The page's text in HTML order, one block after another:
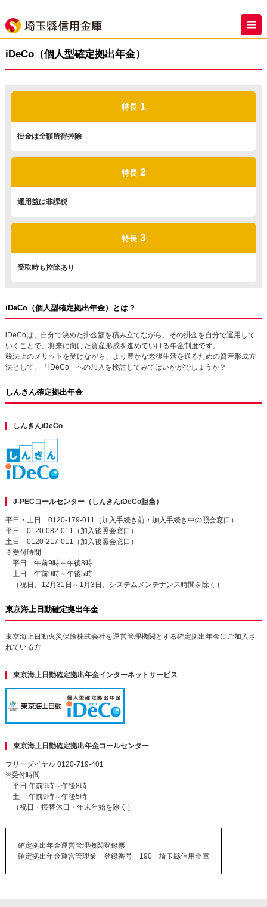
iDeCo（個人型確定拠出年金）
特長 1
掛金は全額所得控除
特長 2
運用益は非課税
特長 3
受取時も控除あり
iDeCo（個人型確定拠出年金）とは？
iDeCoは、自分で決めた掛金額を積み立てながら、その掛金を自分で運用して
いくことで、将来に向けた資産形成を進めていける年金制度です。
税法上のメリットを受けながら、より豊かな老後生活を送るための資産形成方
法として、「iDeCo」への加入を検討してみてはいかがでしょうか？
しんきん確定拠出年金
しんきんiDeCo
J-PECコールセンター（しんきんiDeCo担当）
平日・土日 0120-179-011（加入手続き前・加入手続き中の照会窓口）
平日 0120-082-011（加入後照会窓口）
土日 0120-217-011（加入後照会窓口）
※受付時間
平日 午前9時～午後8時
土日 午前9時～午後5時
（祝日、12月31日～1月3日、システムメンテナンス時間を除く）
東京海上日動確定拠出年金
東京海上日動火災保険株式会社を運営管理機関とする確定拠出年金にご加入さ
れている方
東京海上日動確定拠出年金インターネットサービス
東京海上日動確定拠出年金コールセンター
フリーダイヤル 0120-719-401
※受付時間
平日 午前9時～午後8時
土 午前9時～午後5時
（祝日・振替休日・年末年始を除く）
確定拠出年金運営管理機関登録票
確定拠出年金運営管理業 登録番号 190 埼玉縣信用金庫